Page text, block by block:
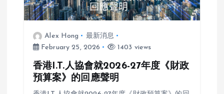
Alex Hong
最新消息
February 25, 2026
1403 views
香港I.T.人協會就2026-27年度《財政
預算案》的回應聲明